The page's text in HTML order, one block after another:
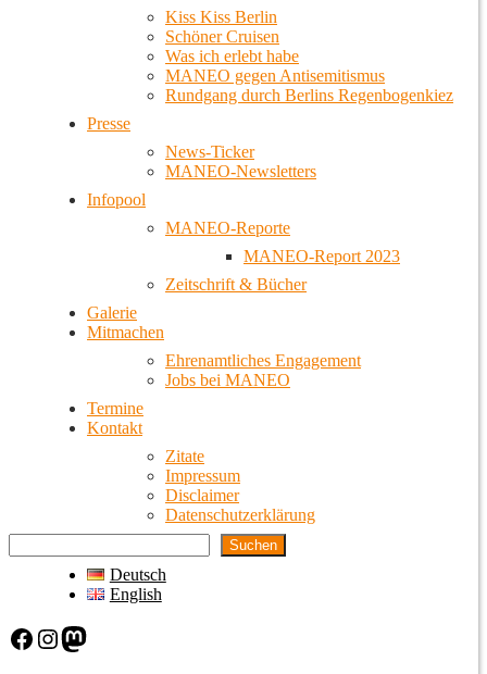
Kiss Kiss Berlin
Schöner Cruisen
Was ich erlebt habe
MANEO gegen Antisemitismus
Rundgang durch Berlins Regenbogenkiez
Presse
News-Ticker
MANEO-Newsletters
Infopool
MANEO-Reporte
MANEO-Report 2023
Zeitschrift & Bücher
Galerie
Mitmachen
Ehrenamtliches Engagement
Jobs bei MANEO
Termine
Kontakt
Zitate
Impressum
Disclaimer
Datenschutzerklärung
Suchen
Deutsch
English
Facebook Instagram Mastodon